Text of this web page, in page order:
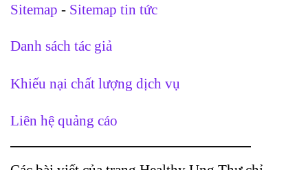
Sitemap - Sitemap tin tức
Danh sách tác giả
Khiếu nại chất lượng dịch vụ
Liên hệ quảng cáo